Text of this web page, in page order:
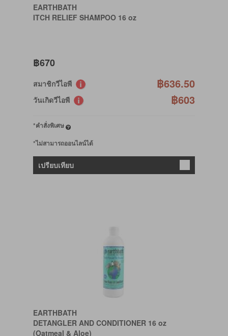
EARTHBATH
ITCH RELIEF SHAMPOO 16 oz
฿670
สมาชิกวีไอพี ฿636.50
วันเกิดวีไอพี ฿603
*คำสั่งพิเศษ
*ไม่สามารถออนไลน์ได้
เปรียบเทียบ
EARTHBATH
DETANGLER AND CONDITIONER 16 oz
(Oatmeal & Aloe)